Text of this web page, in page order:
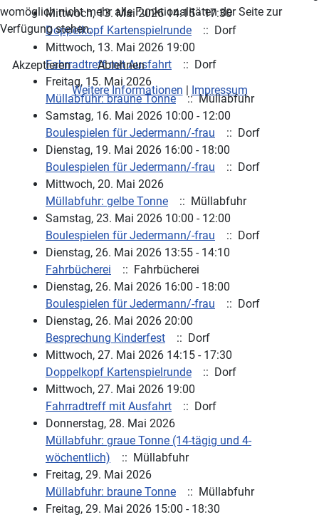
Mittwoch, 13. Mai 2026 14:15 - 17:30
Doppelkopf Kartenspielrunde
:: Dorf
Mittwoch, 13. Mai 2026 19:00
Fahrradtreff mit Ausfahrt
:: Dorf
Freitag, 15. Mai 2026
Müllabfuhr: braune Tonne :: Müllabfuhr
Samstag, 16. Mai 2026 10:00 - 12:00
Boulespielen für Jedermann/-frau
:: Dorf
Dienstag, 19. Mai 2026 16:00 - 18:00
Boulespielen für Jedermann/-frau
:: Dorf
Mittwoch, 20. Mai 2026
Müllabfuhr: gelbe Tonne
:: Müllabfuhr
Samstag, 23. Mai 2026 10:00 - 12:00
Boulespielen für Jedermann/-frau
:: Dorf
Dienstag, 26. Mai 2026 13:55 - 14:10
Fahrbücherei
:: Fahrbücherei
Dienstag, 26. Mai 2026 16:00 - 18:00
Boulespielen für Jedermann/-frau
:: Dorf
Dienstag, 26. Mai 2026 20:00
Besprechung Kinderfest
:: Dorf
Mittwoch, 27. Mai 2026 14:15 - 17:30
Doppelkopf Kartenspielrunde
:: Dorf
Mittwoch, 27. Mai 2026 19:00
Fahrradtreff mit Ausfahrt
:: Dorf
Donnerstag, 28. Mai 2026
Müllabfuhr: graue Tonne (14-tägig und 4-
wöchentlich)
:: Müllabfuhr
Freitag, 29. Mai 2026
Müllabfuhr: braune Tonne
:: Müllabfuhr
Freitag, 29. Mai 2026 15:00 - 18:30
womöglich nicht mehr alle Funktionalitäten der Seite zur
Verfügung stehen.
Akzeptieren
Ablehnen
Weitere Informationen | Impressum